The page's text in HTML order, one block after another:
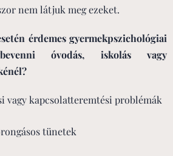
nem látjuk meg ezeket.
érdemes gyermekpszichológiai
óvodás, iskolás vagy
vagy kapcsolatteremtési problémák
tünetek